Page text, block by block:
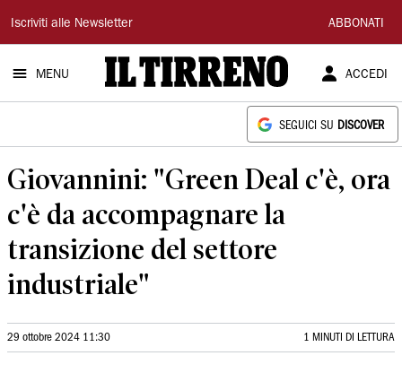
Il
Tirreno
Iscriviti alle Newsletter ABBONATI
MENU ACCEDI
SEGUICI SU DISCOVER
Giovannini: "Green Deal c'è, ora
c'è da accompagnare la
transizione del settore
industriale"
29 ottobre 2024 11:30 1 MINUTI DI LETTURA